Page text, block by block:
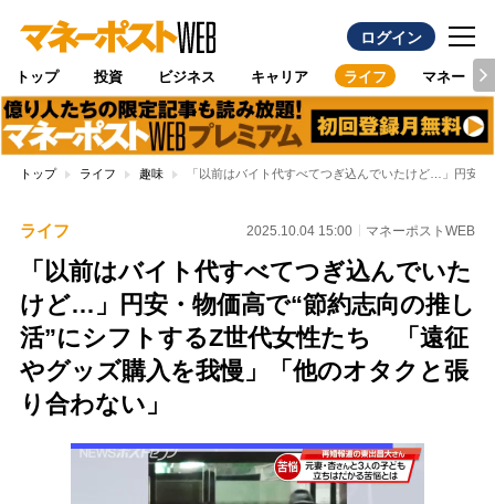
ログイン
トップ 投資 ビジネス キャリア ライフ マネー
トップ ライフ 趣味 「以前はバイト代すべてつぎ込んでいたけど…」円安
ライフ 2025.10.04 15:00 マネーポストWEB
「以前はバイト代すべてつぎ込んでいた
けど…」円安・物価高で“節約志向の推し
活”にシフトするZ世代女性たち 「遠征
やグッズ購入を我慢」「他のオタクと張
り合わない」